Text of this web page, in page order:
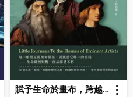
賦予生命於畫布，跨越時代的藝術之路